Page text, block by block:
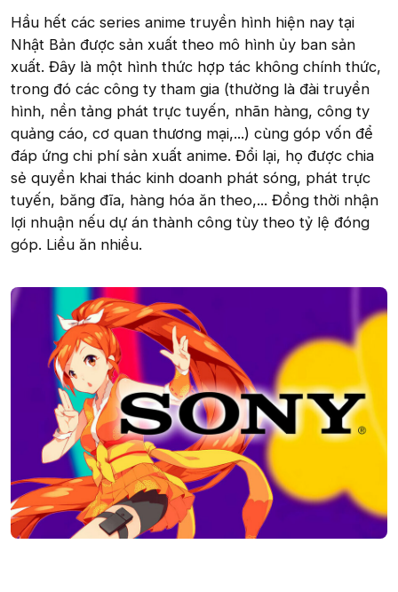
vào phát triển và sản xuất anime chất lượng
cao, nhắm đến khán giả...
vnreview.vn
Hầu hết các series anime truyền hình hiện nay tại
Nhật Bản được sản xuất theo mô hình ủy ban sản
xuất. Đây là một hình thức hợp tác không chính thức,
trong đó các công ty tham gia (thường là đài truyền
hình, nền tảng phát trực tuyến, nhãn hàng, công ty
quảng cáo, cơ quan thương mại,...) cùng góp vốn để
đáp ứng chi phí sản xuất anime. Đổi lại, họ được chia
sẻ quyền khai thác kinh doanh phát sóng, phát trực
tuyến, băng đĩa, hàng hóa ăn theo,... Đồng thời nhận
lợi nhuận nếu dự án thành công tùy theo tỷ lệ đóng
góp. Liều ăn nhiều.